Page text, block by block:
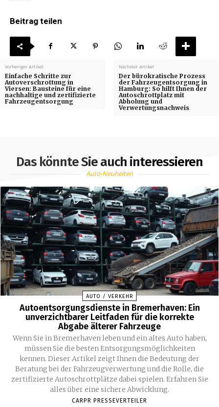
Beitrag teilen
Vorheriger Artikel
Einfache Schritte zur
Autoverschrottung in
Viersen: Bausteine für eine
nachhaltige und zertifizierte
Fahrzeugentsorgung
Nächster Artikel
Der bürokratische Prozess
der Fahrzeugentsorgung in
Hamburg: So hilft Ihnen der
Autoschrottplatz mit
Abholung und
Verwertungsnachweis
Das könnte Sie auch interessieren
Auto-Neuheiten
AUTO / VERKEHR
Autoentsorgungsdienste in Bremerhaven: Ein
unverzichtbarer Leitfaden für die korrekte
Abgabe älterer Fahrzeuge
Wenn Sie in Bremerhaven leben und ein altes Auto haben,
müssen Sie die besten Entsorgungsmöglichkeiten
kennen. Dieser Artikel zeigt Ihnen die Bedeutung der
Beratung bei der Fahrzeugverwertung und die Rolle, die
zertifizierte Autoschrottplätze dabei spielen. Erfahren Sie
alles über eine sichere Abwicklung.
CARPR PRESSEVERTEILER